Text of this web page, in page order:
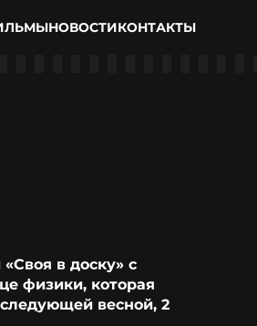
НОВОСТИКОНТАКТЫ
в доску» с
физики, которая
весной, 2